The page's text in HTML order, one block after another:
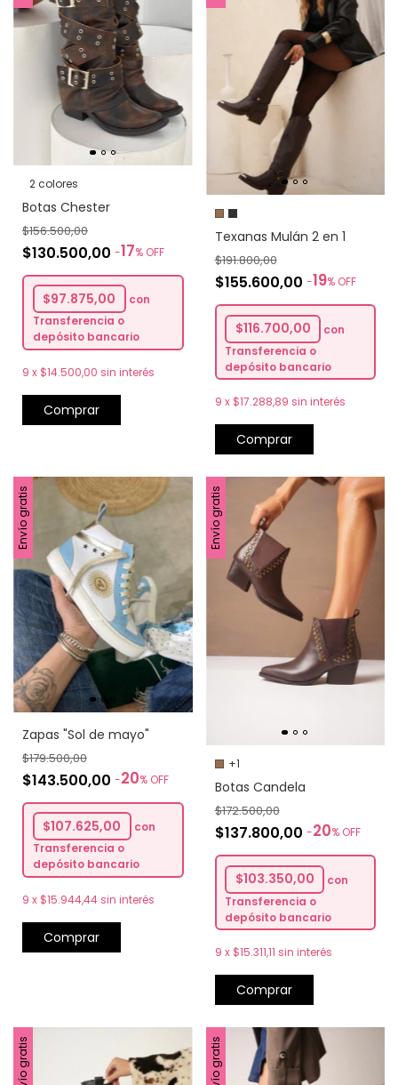
2 colores
Botas Chester
$130.500,00 -17% OFF
$156.500,00
$97.875,00
con
Transferencia o
depósito bancario
9 x $14.500,00 sin interés
Comprar
Texanas Mulán 2 en 1
$155.600,00 -19% OFF
$191.800,00
$116.700,00
con
Transferencia o
depósito bancario
9 x $17.288,89 sin interés
Comprar
Envío gratis
Zapas "Sol de mayo"
$143.500,00 -20% OFF
$179.500,00
$107.625,00
con
Transferencia o
depósito bancario
9 x $15.944,44 sin interés
Comprar
Envío gratis
+1
Botas Candela
$137.800,00 -20% OFF
$172.500,00
$103.350,00
con
Transferencia o
depósito bancario
9 x $15.311,11 sin interés
Comprar
Envío gratis Envío gratis